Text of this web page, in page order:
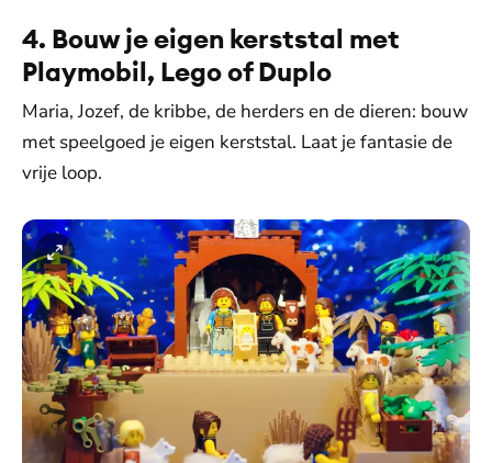
4. Bouw je eigen kerststal met
Playmobil, Lego of Duplo
Maria, Jozef, de kribbe, de herders en de dieren: bouw
met speelgoed je eigen kerststal. Laat je fantasie de
vrije loop.